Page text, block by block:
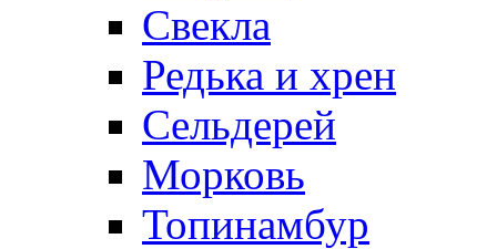
Свекла
Редька и хрен
Сельдерей
Морковь
Топинамбур